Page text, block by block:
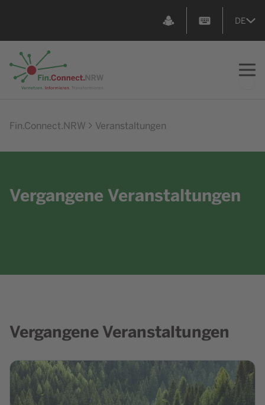
DE
Fin.Connect.NRW Veranstaltungen
Vergangene Veranstaltungen
Vergangene Veranstaltungen
Zur Veranstaltung NRW.Energy4Climate - Anmeldung